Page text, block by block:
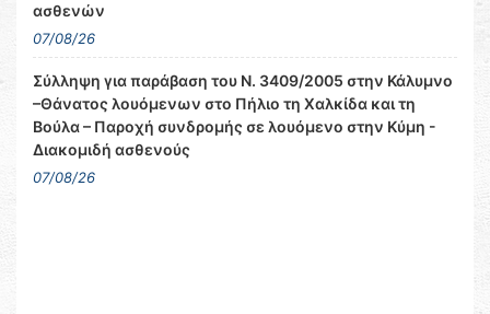
ασθενών
07/08/26
Σύλληψη για παράβαση του Ν. 3409/2005 στην Κάλυμνο
–Θάνατος λουόμενων στο Πήλιο τη Χαλκίδα και τη
Βούλα – Παροχή συνδρομής σε λουόμενο στην Κύμη -
Διακομιδή ασθενούς
07/08/26